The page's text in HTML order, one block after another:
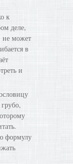
к
деле,
не может
в
и
формулу